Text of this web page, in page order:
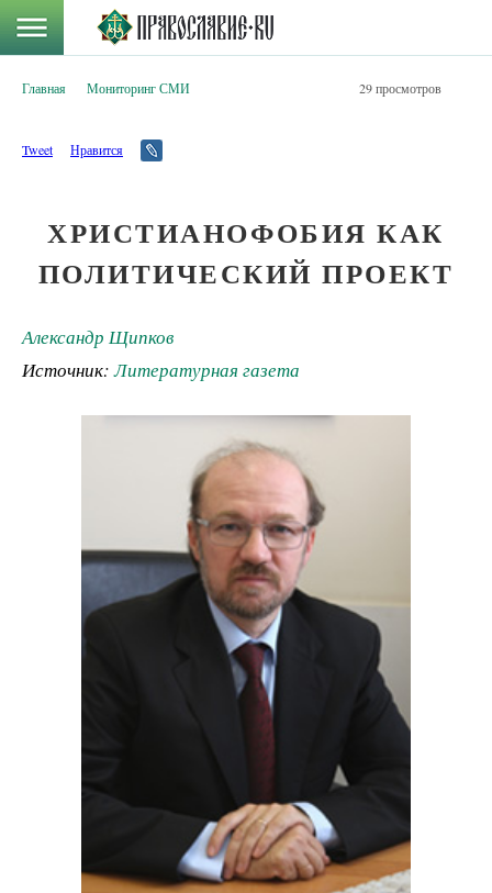
Главная Мониторинг СМИ 29 просмотров
Tweet Нравится
ХРИСТИАНОФОБИЯ КАК
ПОЛИТИЧЕСКИЙ ПРОЕКТ
Александр Щипков
Источник:Литературная газета